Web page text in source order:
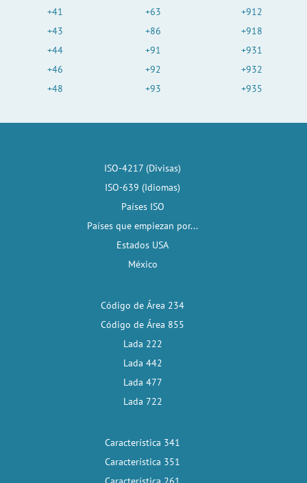
+41
+43
+44
+46
+48
+63
+86
+91
+92
+93
+912
+918
+931
+932
+935
ISO-4217 (Divisas)
ISO-639 (Idiomas)
Países ISO
Países que empiezan por...
Estados USA
México
Código de Área 234
Código de Área 855
Lada 222
Lada 442
Lada 477
Lada 722
Característica 341
Característica 351